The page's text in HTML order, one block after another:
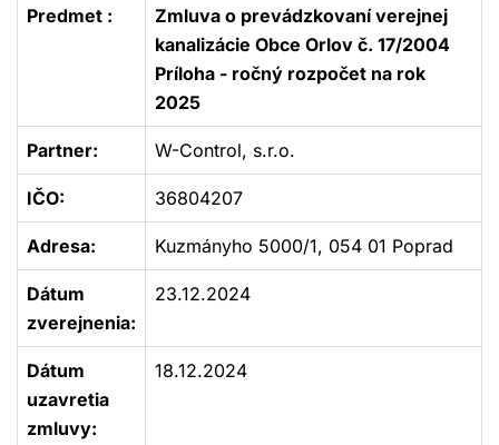
Predmet :
Zmluva o prevádzkovaní verejnej
kanalizácie Obce Orlov č. 17/2004
Príloha - ročný rozpočet na rok
2025
Partner: W-Control, s.r.o.
IČO: 36804207
Adresa: Kuzmányho 5000/1, 054 01 Poprad
Dátum
zverejnenia:
23.12.2024
Dátum
uzavretia
zmluvy:
18.12.2024